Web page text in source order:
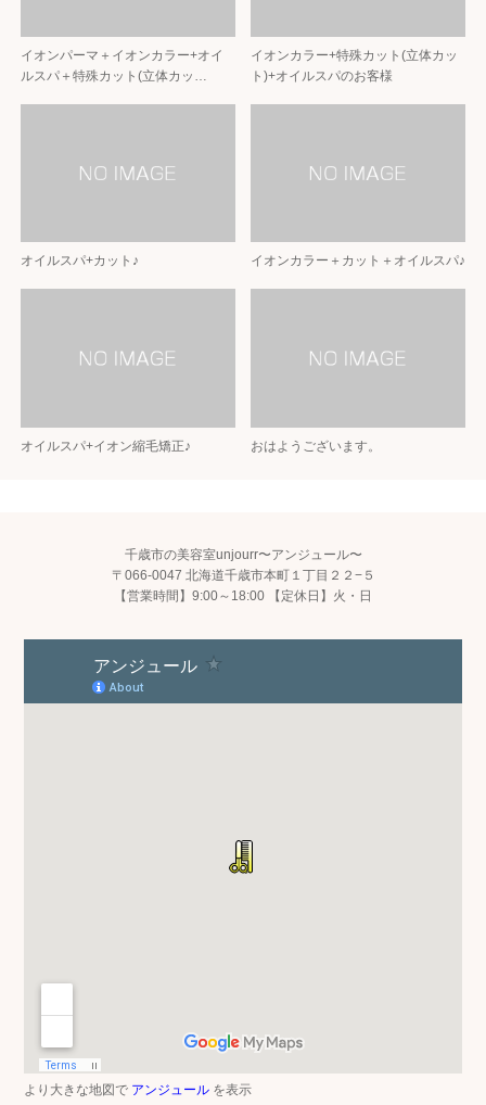
イオンパーマ＋イオンカラー+オイ
ルスパ＋特殊カット(立体カッ…
イオンカラー+特殊カット(立体カッ
ト)+オイルスパのお客様
オイルスパ+カット♪ イオンカラー＋カット＋オイルスパ♪
オイルスパ+イオン縮毛矯正♪ おはようございます。
千歳市の美容室unjourr〜アンジュール〜
〒066-0047 北海道千歳市本町１丁目２２−５
【営業時間】9:00～18:00 【定休日】火・日
より大きな地図で アンジュール を表示